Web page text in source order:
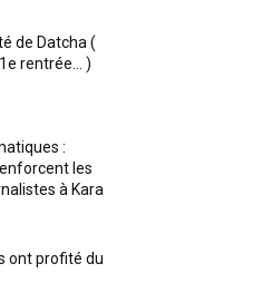
de Datcha (
rentrée… )
:
les
à Kara
ont profité du